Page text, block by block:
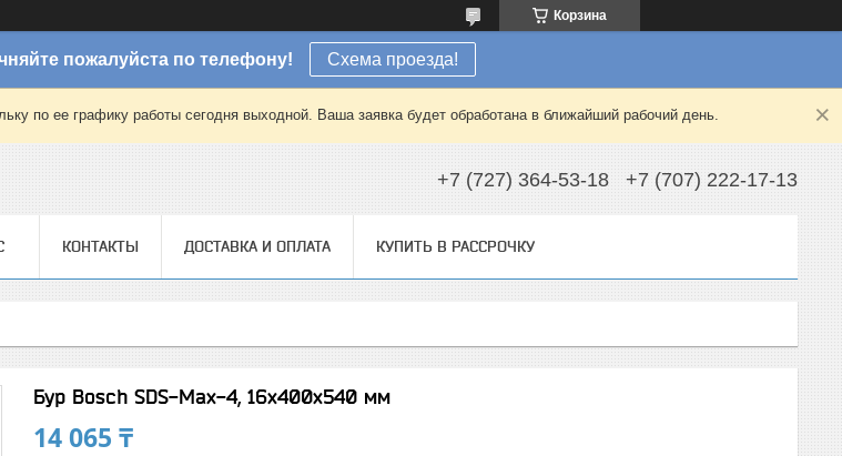
Корзина
пожалуйста по телефону! Схема проезда!
по ее графику работы сегодня выходной. Ваша заявка будет обработана в ближайший рабочий день.
+7 (727) 364-53-18 +7 (707) 222-17-13
КОНТАКТЫ ДОСТАВКА И ОПЛАТА КУПИТЬ В РАССРОЧКУ
Бур Bosch SDS-Max-4, 16x400x540 мм
14 065 ₸